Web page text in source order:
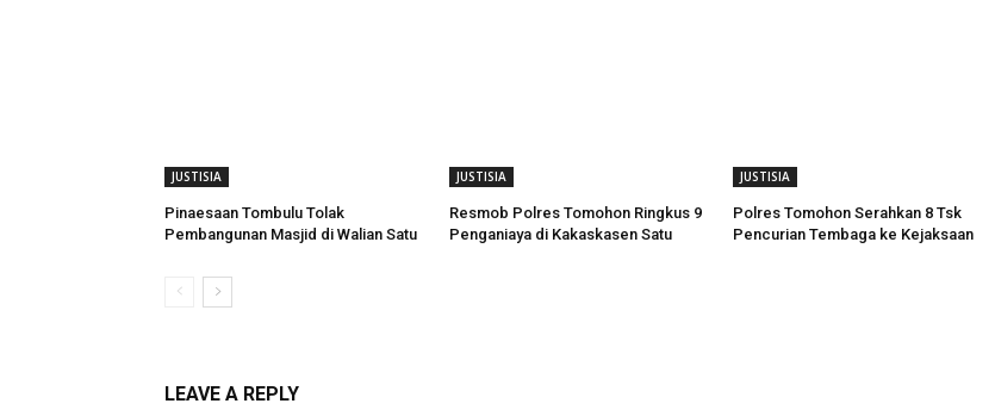
JUSTISIA
Pinaesaan Tombulu Tolak
Pembangunan Masjid di Walian Satu
JUSTISIA
Resmob Polres Tomohon Ringkus 9
Penganiaya di Kakaskasen Satu
JUSTISIA
Polres Tomohon Serahkan 8 Tsk
Pencurian Tembaga ke Kejaksaan
LEAVE A REPLY